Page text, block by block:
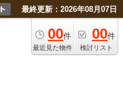
最終更新：2026年08月07日
00件
最近見た物件
00件
検討リスト